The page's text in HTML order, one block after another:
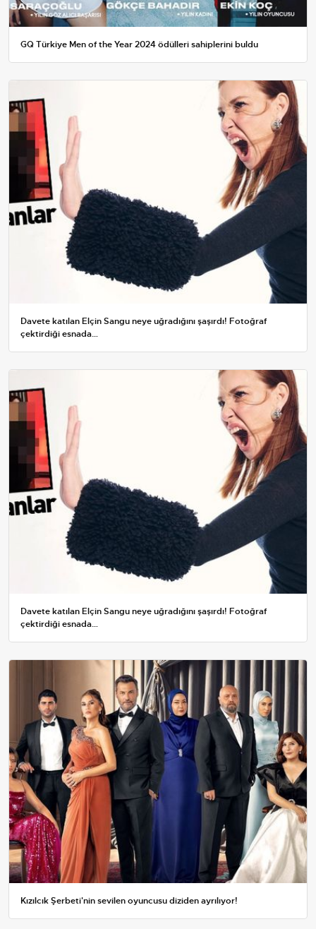
GQ Türkiye Men of the Year 2024 ödülleri sahiplerini buldu
Davete katılan Elçin Sangu neye uğradığını şaşırdı! Fotoğraf
çektirdiği esnada…
Davete katılan Elçin Sangu neye uğradığını şaşırdı! Fotoğraf
çektirdiği esnada…
Kızılcık Şerbeti'nin sevilen oyuncusu diziden ayrılıyor!